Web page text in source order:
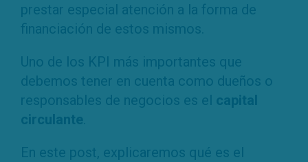
prestar especial atención a la forma de
financiación de estos mismos.
Uno de los KPI más importantes que
debemos tener en cuenta como dueños o
responsables de negocios es el capital
circulante
En este post, explicaremos qué es el